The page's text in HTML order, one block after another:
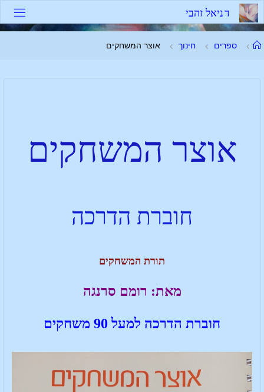
דניאל זהבי
ספרים חינוך אוצר המשחקים
אוצר המשחקים
חוברת הדרכה
תורת המשחקים
מאת: רומם סרנגה
חוברת הדרכה למעל 90 משחקים